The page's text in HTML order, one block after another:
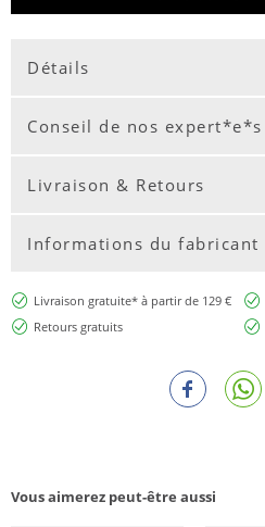
Détails
Conseil de nos expert*e*s
Livraison & Retours
Informations du fabricant
Livraison gratuite* à partir de 129 €
Retours gratuits
Vous aimerez peut-être aussi